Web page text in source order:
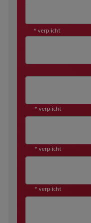
* verplicht
* verplicht
* verplicht
* verplicht